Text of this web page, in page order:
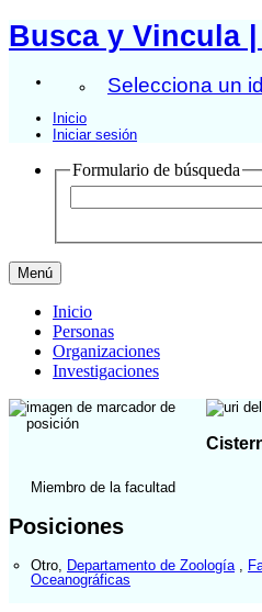
Busca y Vincula |
Selecciona un
Inicio
Iniciar sesión
Formulario de búsqueda
Menú
Inicio
Personas
Organizaciones
Investigaciones
Miembro de la facultad
Posiciones
Otro Departamento de Zoología
Oceanográficas